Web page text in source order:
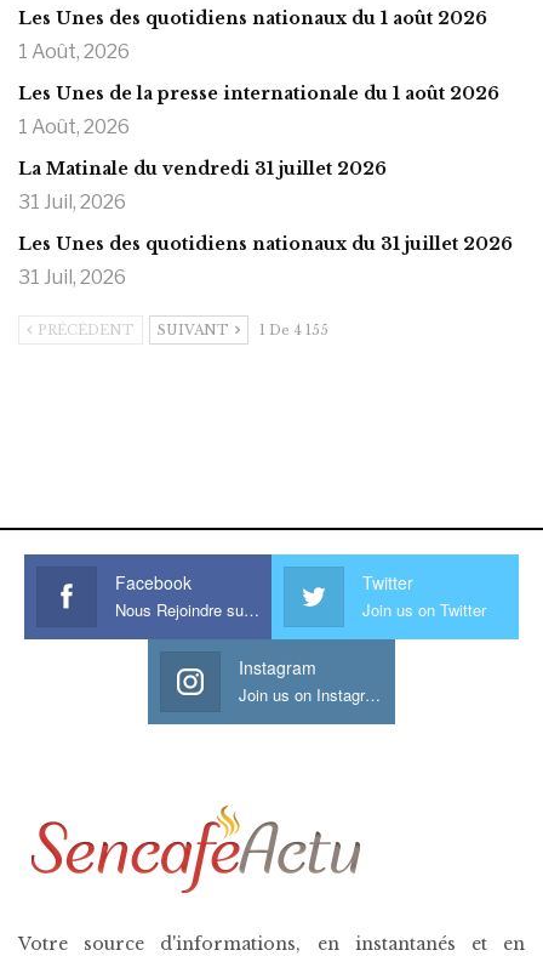
Les Unes des quotidiens nationaux du 1 août 2026
1 Août, 2026
Les Unes de la presse internationale du 1 août 2026
1 Août, 2026
La Matinale du vendredi 31 juillet 2026
31 Juil, 2026
Les Unes des quotidiens nationaux du 31 juillet 2026
31 Juil, 2026
PRÉCÉDENT SUIVANT 1 De 4 155
Facebook
Nous Rejoindre sur Facebook
Twitter
Join us on Twitter
Instagram
Join us on Instagram
Votre source d'informations, en instantanés et en